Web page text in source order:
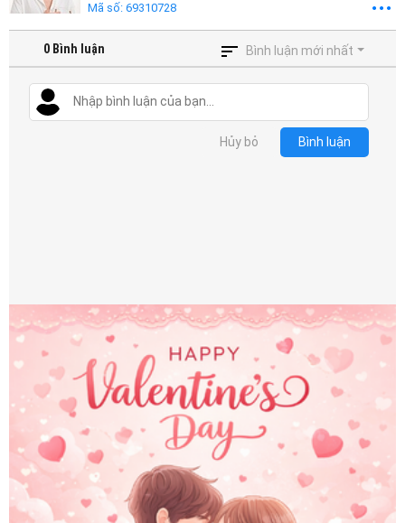
Mã số: 69310728
0 Bình luận Bình luận mới nhất
Hủy bỏ Bình luận